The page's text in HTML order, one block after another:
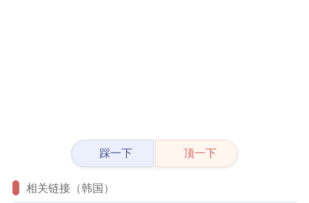
踩一下 顶一下
相关链接（韩国）